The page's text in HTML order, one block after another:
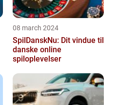
08 march 2024
SpilDanskNu: Dit vindue til
danske online
spiloplevelser